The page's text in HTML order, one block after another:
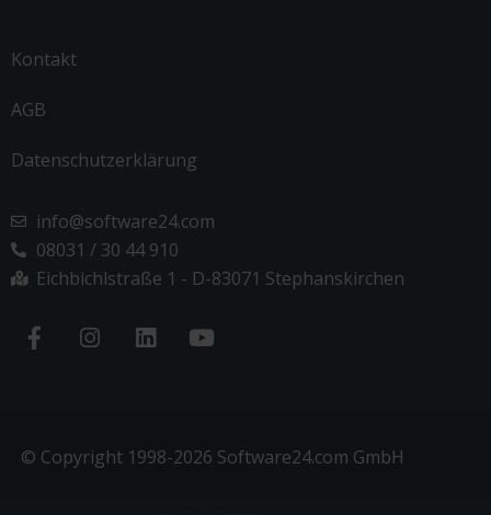
Kontakt
AGB
Datenschutzerklärung
info@software24.com
08031 / 30 44 910
Eichbichlstraße 1 - D-83071 Stephanskirchen
© Copyright 1998-2026 Software24.com GmbH